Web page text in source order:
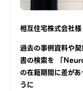
相互住宅株式会社様
過去の事例資料や
書の検索を 「
の在籍期間に差が
うに